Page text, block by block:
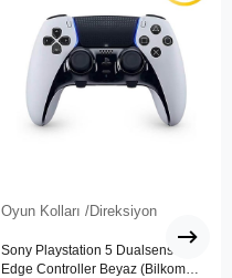
Oyun Kolları /Direksiyon
Sony Playstation 5 Dualsense
Edge Controller Beyaz (Bilkom